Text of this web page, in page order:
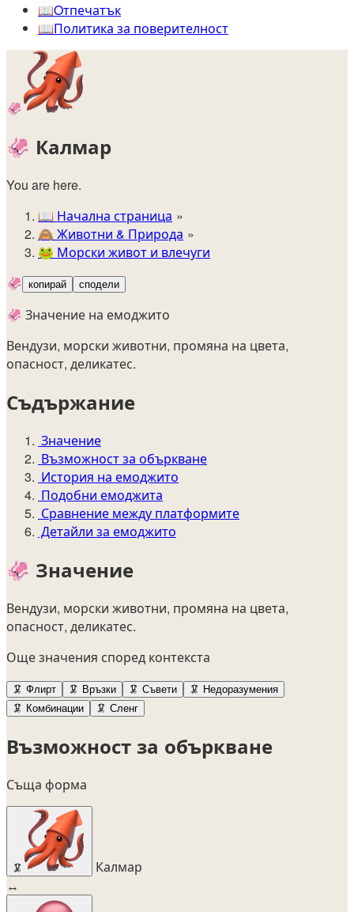
📖️Oтпечатък
📖️Политика за поверителност
🦑
🦑 Калмар
You are here.
📖 Начална страница
🙈️ Животни & Природа
🐸 Морски живот и влечуги
🦑 копирай сподели
🦑 Значение на емоджито
Вендузи, морски животни, промяна на цвета,
опасност, деликатес.
Съдържание
Значение
Възможност за объркване
История на емоджито
Подобни емоджита
Сравнение между платформите
Детайли за емоджито
🦑 Значение
Вендузи, морски животни, промяна на цвета,
опасност, деликатес.
Още значения според контекста
🦑 Флирт 🦑 Връзки 🦑 Съвети 🦑 Недоразумения
🦑 Комбинации 🦑 Сленг
Възможност за объркване
Съща форма
🦑
Калмар
↔